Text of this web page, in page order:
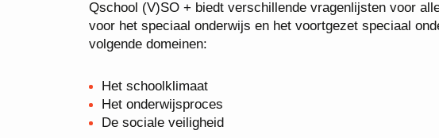
Qschool (V)SO + biedt verschillende vragenlijsten voor
voor het speciaal onderwijs en het voortgezet speciaal
volgende domeinen:
Het schoolklimaat
Het onderwijsproces
De sociale veiligheid